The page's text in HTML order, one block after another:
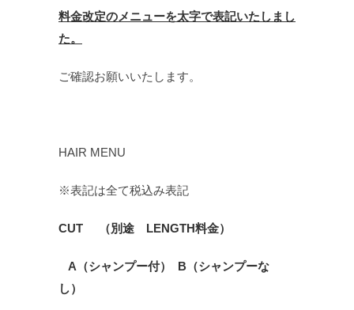
料金改定のメニューを太字で表記いたしまし
た。
ご確認お願いいたします。
HAIR MENU
※表記は全て税込み表記
CUT （別途 LENGTH料金）
A（シャンプー付） B（シャンプーな
し）